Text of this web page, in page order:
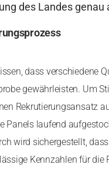
des Landes genau
dass verschiedene
gewährleisten. Um
Rekrutierungsansatz
Panels laufend
wird sichergestellt,
Kennzahlen für die